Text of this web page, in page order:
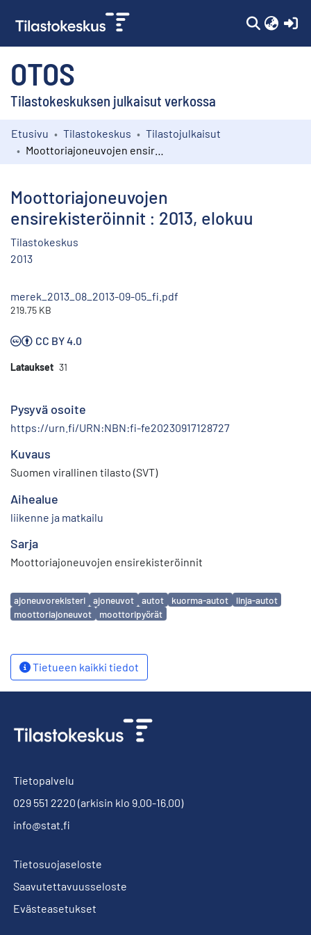
OTOS
Tilastokeskuksen julkaisut verkossa
Kokoelmat
Etusivu Tilastokeskus
Tilastojulkaisut
Moottoriajoneuvojen
ensirekisteröinnit : 2013, elokuu
Tilastokeskus
2013
merek_2013_08_2013-09-05_fi.pdf
219.75 KB
CC BY 4.0
Lataukset 31
Pysyvä osoite
https://urn.fi/URN:NBN:fi-fe20230917128727
Kuvaus
Suomen virallinen tilasto (SVT)
Aihealue
liikenne ja matkailu
Sarja
Moottoriajoneuvojen ensirekisteröinnit
Avainsanat
ajoneuvorekisteri ajoneuvot autot kuorma-autot
linja-autot
moottoriajoneuvot
moottoripyörät
Tietueen kaikki tiedot
Tietopalvelu
029 551 2220 (arkisin klo 9.00-16.00)
info@stat.fi
Tietosuojaseloste
Saavutettavuusseloste
Evästeasetukset